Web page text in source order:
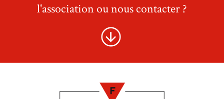
l'association ou nous contacter ?